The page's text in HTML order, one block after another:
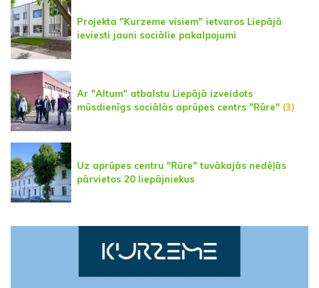
Projekta "Kurzeme visiem" ietvaros Liepājā
ieviesti jauni sociālie pakalpojumi
Ar "Altum" atbalstu Liepājā izveidots
mūsdienīgs sociālās aprūpes centrs "Rūre" (3)
Uz aprūpes centru "Rūre" tuvākajās nedēļās
pārvietos 20 liepājniekus